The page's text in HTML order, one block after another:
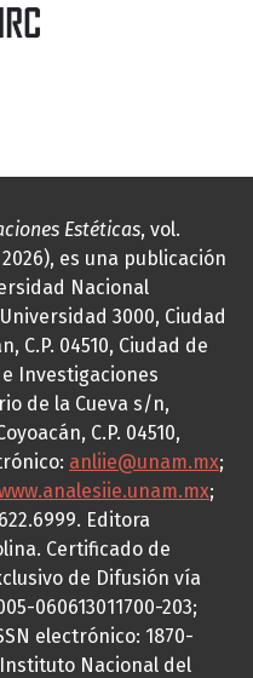
Estéticas, vol.
es una publicación
Nacional
3000, Ciudad
C.P. 04510, Ciudad de
Investigaciones
de la Cueva s/n,
C.P. 04510,
anliie@unam.mx;
;
Editora
Certificado de
de Difusión vía
060613011700-203;
electrónico: 1870-
Nacional del